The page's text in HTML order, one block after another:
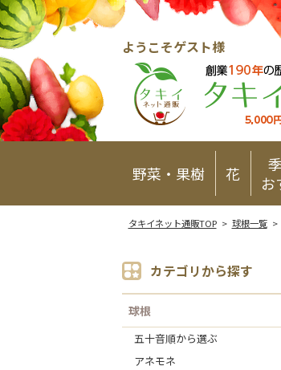
ようこそゲスト様
野菜・果樹 花
お
タキイネット通販TOP> 球根一覧>
カテゴリから探す
球根
五十音順から選ぶ
アネモネ